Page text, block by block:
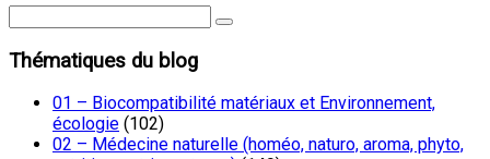
Thématiques du blog
01 – Biocompatibilité matériaux et Environnement,
écologie (102)
02 – Médecine naturelle (homéo, naturo, aroma, phyto,